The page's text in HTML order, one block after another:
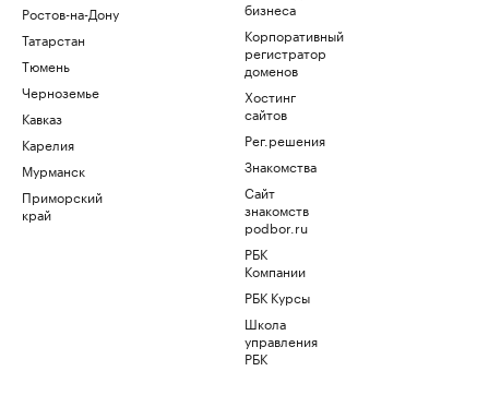
Ростов-на-Дону
Татарстан
Тюмень
Черноземье
Кавказ
Карелия
Мурманск
Приморский
край
бизнеса
Корпоративный
регистратор
доменов
Хостинг
сайтов
Рег.решения
Знакомства
Сайт
знакомств
podbor.ru
РБК
Компании
РБК Курсы
Школа
управления
РБК